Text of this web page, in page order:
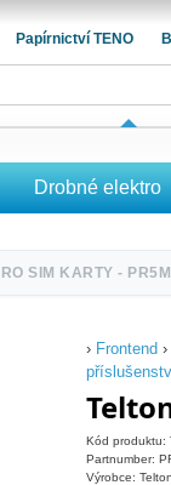
Papírnictví TENO
Drobné elektro
SIM KARTY -
› Frontend ›
Kód produktu:
Partnumber:
Výrobce: